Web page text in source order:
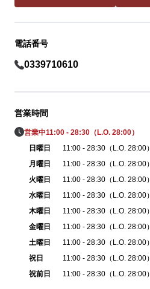
電話番号
0339710610
営業時間
営業中11:00 - 28:30（L.O. 28:00）
日曜日
11:00 - 28:30（L.O. 28:00）
月曜日
11:00 - 28:30（L.O. 28:00）
火曜日
11:00 - 28:30（L.O. 28:00）
水曜日
11:00 - 28:30（L.O. 28:00）
木曜日
11:00 - 28:30（L.O. 28:00）
金曜日
11:00 - 28:30（L.O. 28:00）
土曜日
11:00 - 28:30（L.O. 28:00）
祝日
11:00 - 28:30（L.O. 28:00）
祝前日
11:00 - 28:30（L.O. 28:00）